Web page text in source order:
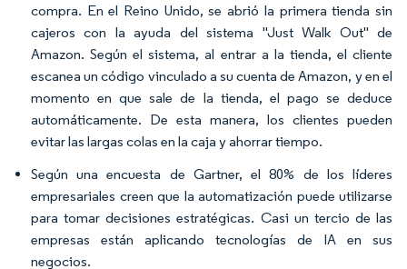
compra. En el Reino Unido, se abrió la primera tienda sin
cajeros con la ayuda del sistema "Just Walk Out" de
Amazon. Según el sistema, al entrar a la tienda, el cliente
escanea un código vinculado a su cuenta de Amazon, y en el
momento en que sale de la tienda, el pago se deduce
automáticamente. De esta manera, los clientes pueden
evitar las largas colas en la caja y ahorrar tiempo.
Según una encuesta de Gartner, el 80% de los líderes
empresariales creen que la automatización puede utilizarse
para tomar decisiones estratégicas. Casi un tercio de las
empresas están aplicando tecnologías de IA en sus
negocios.